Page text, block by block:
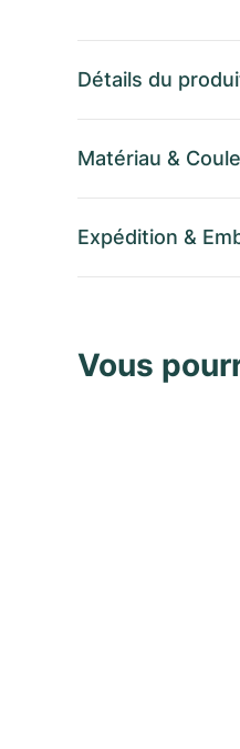
Détails du
Matériau &
Expédition &
Vous